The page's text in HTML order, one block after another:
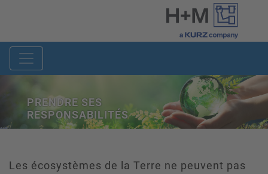
PRENDRE SES
RESPONSABILITÉS
Les écosystèmes de la Terre ne peuvent pas